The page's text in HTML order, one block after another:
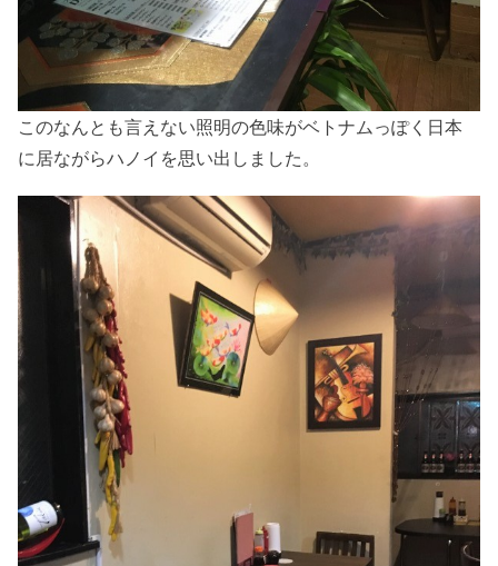
このなんとも言えない照明の色味がベトナムっぽく日本
に居ながらハノイを思い出しました。